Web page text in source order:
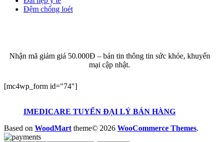
Đệm chống loét
Nhận mã giảm giá 50.000Đ – bản tin thông tin sức khỏe, khuyến
mại cập nhật.
[mc4wp_form id="74"]
IMEDICARE TUYỂN ĐẠI LÝ BÁN HÀNG
Based on WoodMart theme© 2026 WooCommerce Themes.